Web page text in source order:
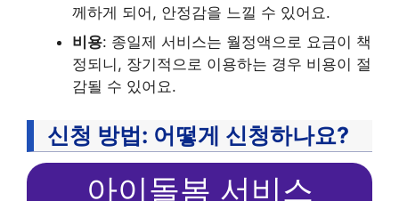
께하게 되어, 안정감을 느낄 수 있어요.
비용: 종일제 서비스는 월정액으로 요금이 책
정되니, 장기적으로 이용하는 경우 비용이 절
감될 수 있어요.
신청 방법: 어떻게 신청하나요?
아이돌봄 서비스